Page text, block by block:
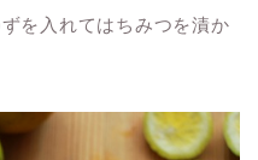
を入れてはちみつを漬か